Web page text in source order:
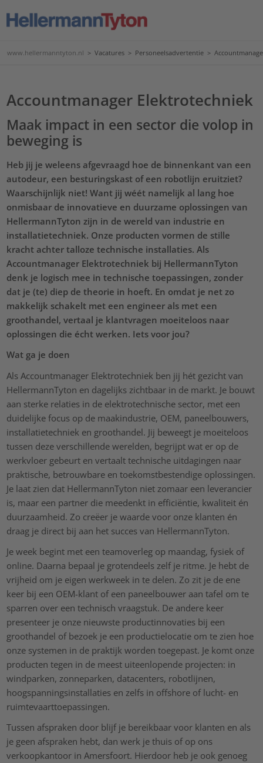
www.hellermanntyton.nl > Vacatures > Personeelsadvertentie >
Accountmanager Elektrotechniek
Maak impact in een sector die volop in
beweging is
Heb jij je weleens afgevraagd hoe de binnenkant van een
autodeur, een besturingskast of een robotlijn eruitziet?
Waarschijnlijk niet! Want jij wéét namelijk al lang hoe
onmisbaar de innovatieve en duurzame oplossingen van
HellermannTyton zijn in de wereld van industrie en
installatietechniek. Onze producten vormen de stille
kracht achter talloze technische installaties. Als
Accountmanager Elektrotechniek bij HellermannTyton
denk je logisch mee in technische toepassingen, zonder
dat je (te) diep de theorie in hoeft. En omdat je net zo
makkelijk schakelt met een engineer als met een
groothandel, vertaal je klantvragen moeiteloos naar
oplossingen die écht werken. Iets voor jou?
Wat ga je doen
Als Accountmanager Elektrotechniek ben jij hét gezicht van
HellermannTyton en dagelijks zichtbaar in de markt. Je bouwt
aan sterke relaties in de elektrotechnische sector, met een
duidelijke focus op de maakindustrie, OEM, paneelbouwers,
installatietechniek en groothandel. Jij beweegt je moeiteloos
tussen deze verschillende werelden, begrijpt wat er op de
werkvloer gebeurt en vertaalt technische uitdagingen naar
praktische, betrouwbare en toekomstbestendige oplossingen.
Je laat zien dat HellermannTyton niet zomaar een leverancier
is, maar een partner die meedenkt in efficiëntie, kwaliteit én
duurzaamheid. Zo creëer je waarde voor onze klanten én
draag je direct bij aan het succes van HellermannTyton.
Je week begint met een teamoverleg op maandag, fysiek of
online. Daarna bepaal je grotendeels zelf je ritme. Je hebt de
vrijheid om je eigen werkweek in te delen. Zo zit je de ene
keer bij een OEM-klant of een paneelbouwer aan tafel om te
sparren over een technisch vraagstuk. De andere keer
presenteer je onze nieuwste productinnovaties bij een
groothandel of bezoek je een productielocatie om te zien hoe
onze systemen in de praktijk worden toegepast. Je komt onze
producten tegen in de meest uiteenlopende projecten: in
windparken, zonneparken, datacenters, robotlijnen,
hoogspanningsinstallaties en zelfs in offshore of lucht- en
ruimtevaarttoepassingen.
Tussen afspraken door blijf je bereikbaar voor klanten en als
je geen afspraken hebt, dan werk je thuis of op ons
verkoopkantoor in Amersfoort. Hierdoor heb je ook genoeg